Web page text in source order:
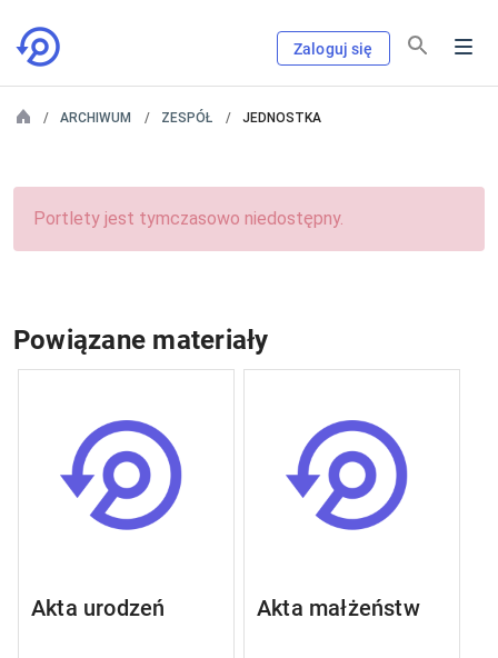
Zaloguj się
ARCHIWUM ZESPÓŁ JEDNOSTKA
Portlety jest tymczasowo niedostępny.
Powiązane materiały
Akta urodzeń Akta małżeństw